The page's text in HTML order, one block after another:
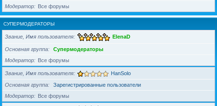
Модератор
Все форумы
СУПЕРМОДЕРАТОРЫ
Звание, Имя пользователя ElenaD
Основная группа
Супермодераторы
Модератор
Все форумы
Звание, Имя пользователя HanSolo
Основная группа
Зарегистрированные пользователи
Модератор
Все форумы